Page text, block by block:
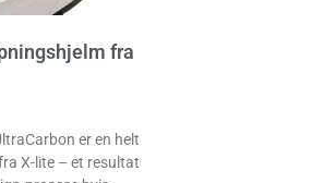
fra
er en helt
X-lite – et resultat